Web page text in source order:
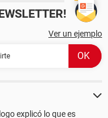
Ver un ejemplo
explicó lo que es